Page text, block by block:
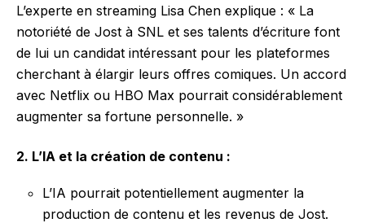
L’experte en streaming Lisa Chen explique : « La
notoriété de Jost à SNL et ses talents d’écriture font
de lui un candidat intéressant pour les plateformes
cherchant à élargir leurs offres comiques. Un accord
avec Netflix ou HBO Max pourrait considérablement
augmenter sa fortune personnelle. »
2. L’IA et la création de contenu :
L’IA pourrait potentiellement augmenter la
production de contenu et les revenus de Jost.